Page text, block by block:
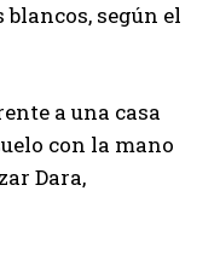
según el
a una casa
con la mano
Dara,